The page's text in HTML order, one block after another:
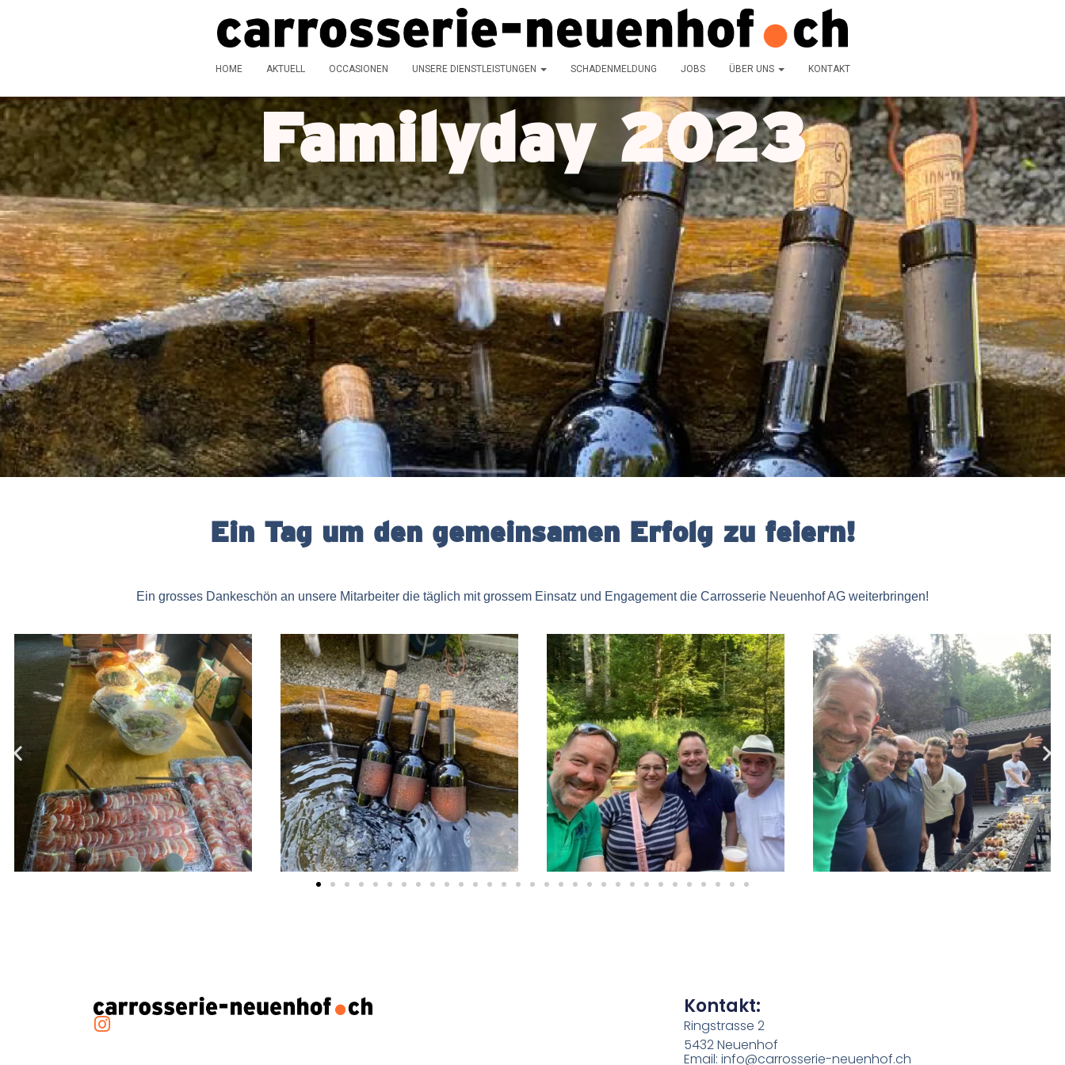
HOME AKTUELL OCCASIONEN UNSERE DIENSTLEISTUNGEN SCHADENMELDUNG JOBS ÜBER UNS KONTAKT
Familyday 2023
Ein Tag um den gemeinsamen Erfolg zu feiern!
Ein grosses Dankeschön an unsere Mitarbeiter die täglich mit grossem Einsatz und Engagement die Carrosserie Neuenhof AG weiterbringen!
Kontakt:
Ringstrasse 2
5432 Neuenhof
Email: info@carrosserie-neuenhof.ch